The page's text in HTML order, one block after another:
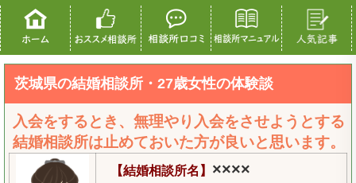
茨城県の結婚相談所・27歳女性の体験談
入会をするとき、無理やり入会をさせようとする
結婚相談所は止めておいた方が良いと思います。
【結婚相談所名】 ××××